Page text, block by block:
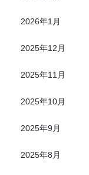
2026年1月
2025年12月
2025年11月
2025年10月
2025年9月
2025年8月